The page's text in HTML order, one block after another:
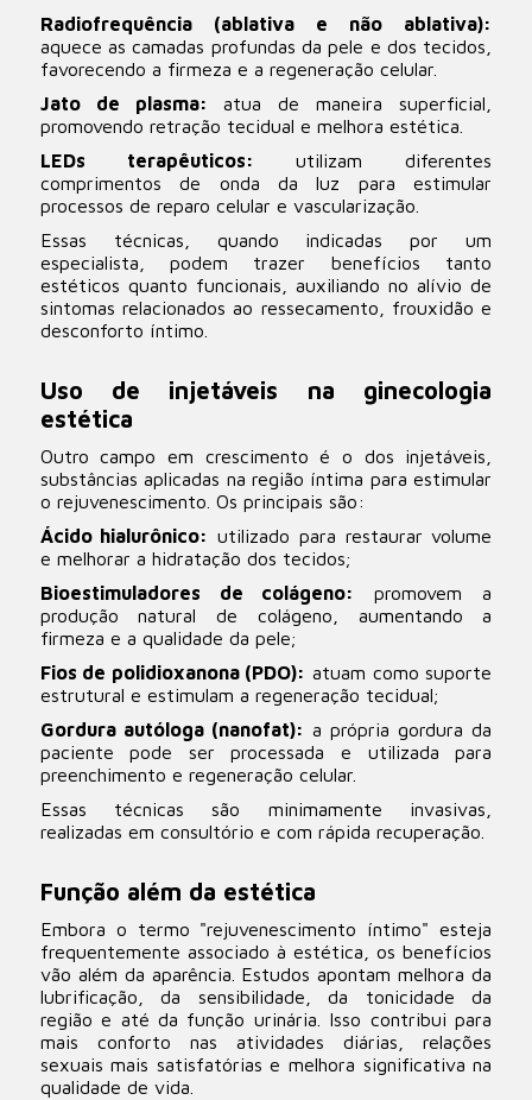
Radiofrequência (ablativa e não ablativa):
aquece as camadas profundas da pele e dos tecidos,
favorecendo a firmeza e a regeneração celular.
Jato de plasma: atua de maneira superficial,
promovendo retração tecidual e melhora estética.
LEDs terapêuticos: utilizam diferentes
comprimentos de onda da luz para estimular
processos de reparo celular e vascularização.
Essas técnicas, quando indicadas por um
especialista, podem trazer benefícios tanto
estéticos quanto funcionais, auxiliando no alívio de
sintomas relacionados ao ressecamento, frouxidão e
desconforto íntimo.
Uso de injetáveis na ginecologia
estética
Outro campo em crescimento é o dos injetáveis,
substâncias aplicadas na região íntima para estimular
o rejuvenescimento. Os principais são:
Ácido hialurônico: utilizado para restaurar volume
e melhorar a hidratação dos tecidos;
Bioestimuladores de colágeno:
promovem a
produção natural de colágeno, aumentando a
firmeza e a qualidade da pele;
Fios de polidioxanona (PDO): atuam como suporte
estrutural e estimulam a regeneração tecidual;
Gordura autóloga (nanofat): a própria gordura da
paciente pode ser processada e utilizada para
preenchimento e regeneração celular.
Essas técnicas são minimamente invasivas,
realizadas em consultório e com rápida recuperação.
Função além da estética
Embora o termo "rejuvenescimento íntimo" esteja
frequentemente associado à estética, os benefícios
vão além da aparência. Estudos apontam melhora da
lubrificação, da sensibilidade, da tonicidade da
região e até da função urinária. Isso contribui para
mais conforto nas atividades diárias, relações
sexuais mais satisfatórias e melhora significativa na
qualidade de vida.